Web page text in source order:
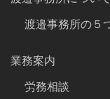
渡邉事務所の５
業務案内
労務相談